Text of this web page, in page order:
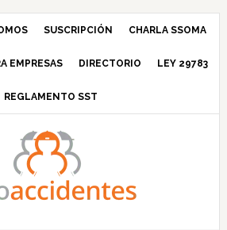
SUSCRIPCIÓN CHARLA SSOMA
EMPRESAS DIRECTORIO LEY 29783
REGLAMENTO SST